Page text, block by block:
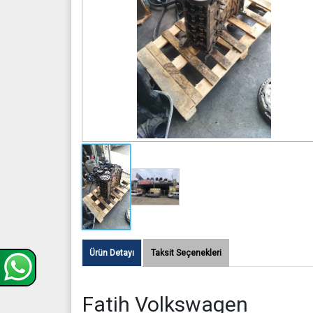
Ürün Detayı Taksit Seçenekleri
Fatih Volkswagen